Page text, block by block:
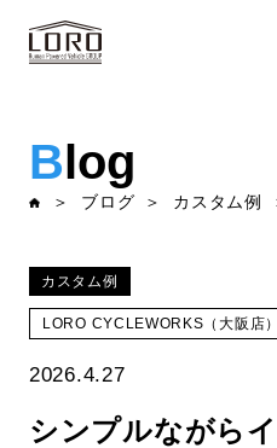
Blog
ブログ カスタム例
カスタム例
LORO CYCLEWORKS（大阪店）
2026.4.27
シンプルながら